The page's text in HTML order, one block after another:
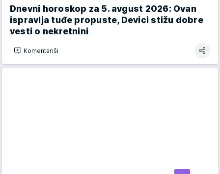
Dnevni horoskop za 5. avgust 2026: Ovan
ispravlja tuđe propuste, Devici stižu dobre
vesti o nekretnini
Komentariši